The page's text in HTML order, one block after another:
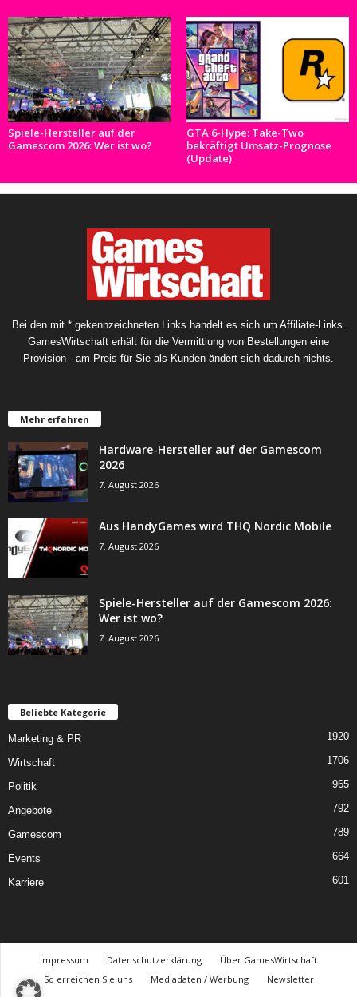
Spiele-Hersteller auf der
Gamescom 2026: Wer ist wo?
GTA 6-Hype: Take-Two
bekräftigt Umsatz-Prognose
(Update)
Bei den mit * gekennzeichneten Links handelt es sich um Affiliate-Links.
GamesWirtschaft erhält für die Vermittlung von Bestellungen eine
Provision - am Preis für Sie als Kunden ändert sich dadurch nichts.
Mehr erfahren
Hardware-Hersteller auf der Gamescom
2026
7. August 2026
Aus HandyGames wird THQ Nordic Mobile
7. August 2026
Spiele-Hersteller auf der Gamescom 2026:
Wer ist wo?
7. August 2026
Beliebte Kategorie
Marketing & PR 1920
Wirtschaft 1706
Politik 965
Angebote 792
Gamescom 789
Events 664
Karriere 601
Impressum Datenschutzerklärung
Über GamesWirtschaft
So erreichen Sie uns
Mediadaten / Werbung Newsletter